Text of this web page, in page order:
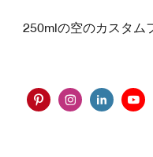
250mlの空のカスタム